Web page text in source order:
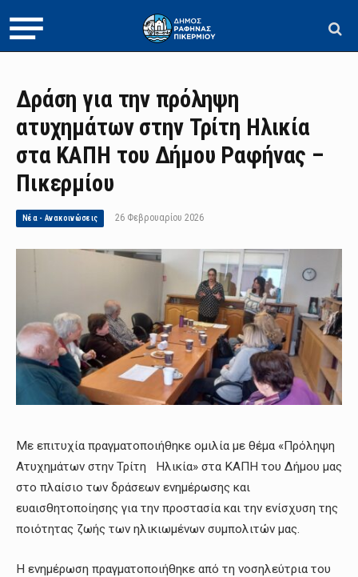
Δράση για την πρόληψη
ατυχημάτων στην Τρίτη Ηλικία
στα ΚΑΠΗ του Δήμου Ραφήνας –
Πικερμίου
Νέα - Ανακοινώσεις 26 Φεβρουαρίου 2026
Με επιτυχία πραγματοποιήθηκε ομιλία με θέμα «Πρόληψη
Ατυχημάτων στην Τρίτη Ηλικία» στα ΚΑΠΗ του Δήμου μας
στο πλαίσιο των δράσεων ενημέρωσης και
ευαισθητοποίησης για την προστασία και την ενίσχυση της
ποιότητας ζωής των ηλικιωμένων συμπολιτών μας.
Η ενημέρωση πραγματοποιήθηκε από τη νοσηλεύτρια του